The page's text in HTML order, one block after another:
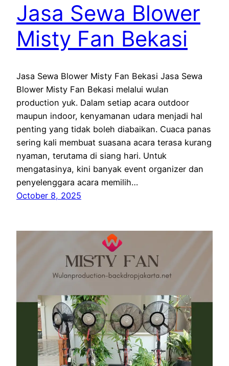
Jasa Sewa Blower
Misty Fan Bekasi
Jasa Sewa Blower Misty Fan Bekasi Jasa Sewa
Blower Misty Fan Bekasi melalui wulan
production yuk. Dalam setiap acara outdoor
maupun indoor, kenyamanan udara menjadi hal
penting yang tidak boleh diabaikan. Cuaca panas
sering kali membuat suasana acara terasa kurang
nyaman, terutama di siang hari. Untuk
mengatasinya, kini banyak event organizer dan
penyelenggara acara memilih…
October 8, 2025